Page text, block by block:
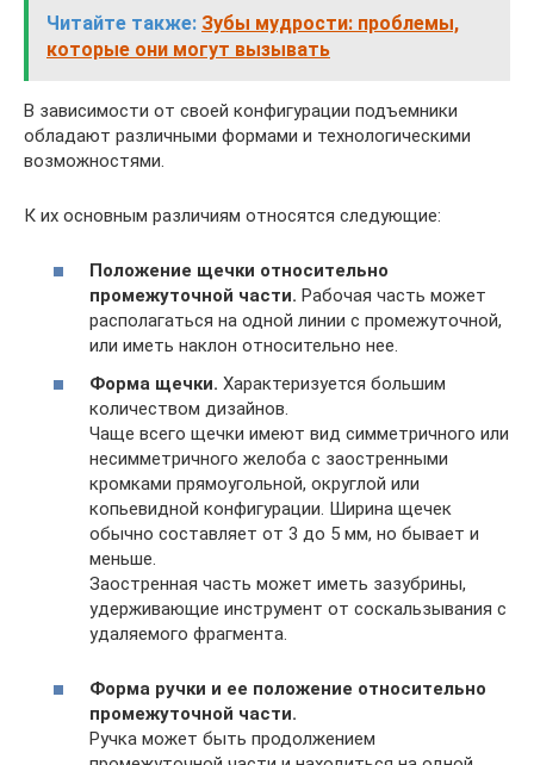
Читайте также: Зубы мудрости: проблемы,
которые они могут вызывать
В зависимости от своей конфигурации подъемники
обладают различными формами и технологическими
возможностями.
К их основным различиям относятся следующие:
Положение щечки относительно
промежуточной части. Рабочая часть может
располагаться на одной линии с промежуточной,
или иметь наклон относительно нее.
Форма щечки. Характеризуется большим
количеством дизайнов.
Чаще всего щечки имеют вид симметричного или
несимметричного желоба с заостренными
кромками прямоугольной, округлой или
копьевидной конфигурации. Ширина щечек
обычно составляет от 3 до 5 мм, но бывает и
меньше.
Заостренная часть может иметь зазубрины,
удерживающие инструмент от соскальзывания с
удаляемого фрагмента.
Форма ручки и ее положение относительно
промежуточной части.
Ручка может быть продолжением